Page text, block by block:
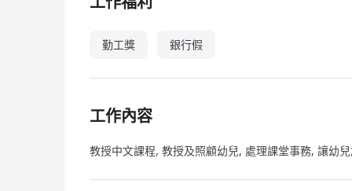
勤工獎 銀行假
工作內容
教授中文課程, 教授及照顧幼兒, 處理課堂事務, 讓幼